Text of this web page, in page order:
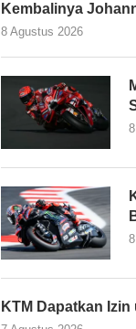
Kembalinya
8 Agustus 2026
KTM Dapatkan